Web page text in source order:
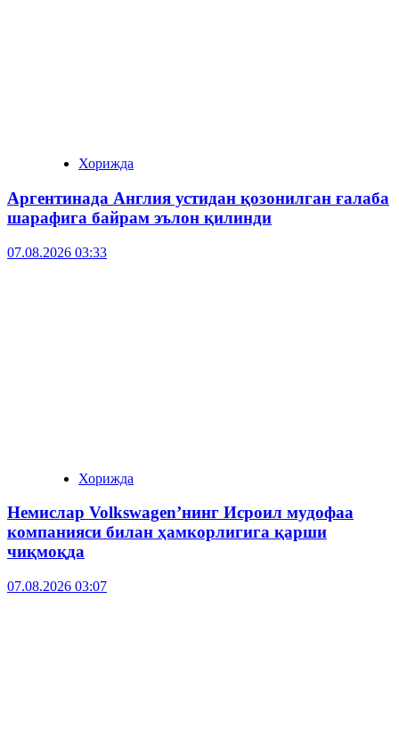
Хорижда
Аргентинада Англия устидан қозонилган ғалаба
шарафига байрам эълон қилинди
07.08.2026 03:33
Хорижда
Немислар Volkswagen’нинг Исроил мудофаа
компанияси билан ҳамкорлигига қарши
чиқмоқда
07.08.2026 03:07